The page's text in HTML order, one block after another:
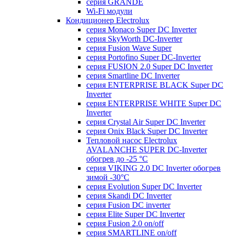
Wi-Fi модули
Кондиционер Electrolux
серия Monaco Super DC Inverter
серия SkyWorth DC-Inverter
серия Fusion Wave Super
серия Portofino Super DC-Inverter
серия FUSION 2.0 Super DC Іnverter
серия Smartline DC Inverter
серия ENTERPRISE BLACK Super DC
Inverter
серия ENTERPRISE WHITE Super DC
Inverter
серия Crystal Air Super DC Inverter
серия Onix Black Super DC Inverter
Тепловой насос Electrolux
AVALANCHE SUPER DC-Inverter
обогрев до -25 °С
серия VIKING 2.0 DC Inverter обогрев
зимой -30°С
серия Evolution Super DC Inverter
серия Skandi DC Inverter
серия Fusion DC inverter
серия Elite Super DC Inverter
серия Fusion 2.0 on/off
серия SMARTLINE on/off